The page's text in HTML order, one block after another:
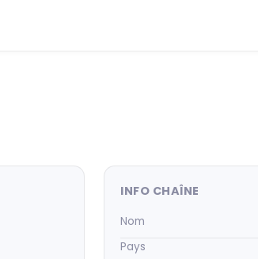
INFO CHAÎNE
Nom
Pays